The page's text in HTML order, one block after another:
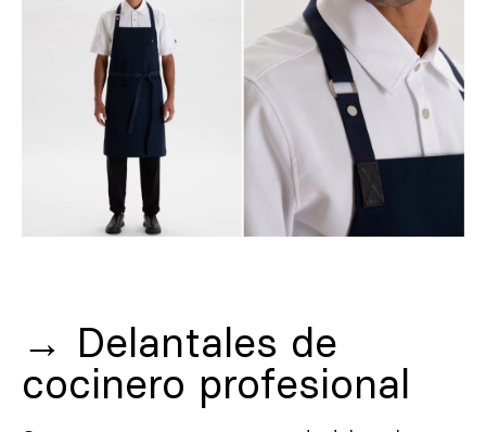
→ Delantales de
cocinero profesional